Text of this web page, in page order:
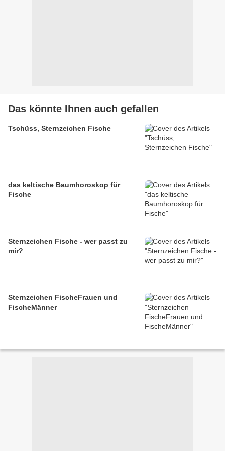
Das könnte Ihnen auch gefallen
Tschüss, Sternzeichen Fische
das keltische Baumhoroskop für
Fische
Sternzeichen Fische - wer passt zu
mir?
Sternzeichen FischeFrauen und
FischeMänner